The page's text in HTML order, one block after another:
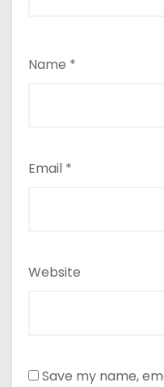
Name *
Email *
Website
Save my name,